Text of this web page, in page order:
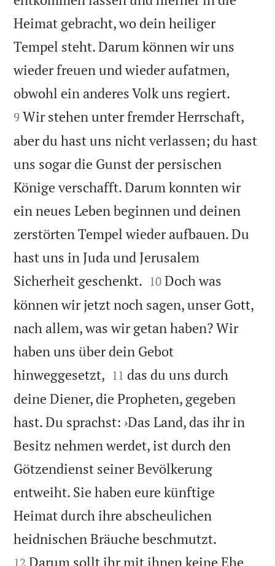
Heimat gebracht, wo dein heiliger
Tempel steht. Darum können wir uns
wieder freuen und wieder aufatmen,
obwohl ein anderes Volk uns regiert.
9 Wir stehen unter fremder Herrschaft,
aber du hast uns nicht verlassen; du hast
uns sogar die Gunst der persischen
Könige verschafft. Darum konnten wir
ein neues Leben beginnen und deinen
zerstörten Tempel wieder aufbauen. Du
hast uns in Juda und Jerusalem
Sicherheit geschenkt. 

10 Doch was
können wir jetzt noch sagen, unser Gott,
nach allem, was wir getan haben? Wir
haben uns über dein Gebot
hinweggesetzt, 

11 das du uns durch
deine Diener, die Propheten, gegeben
hast. Du sprachst: ›Das Land, das ihr in
Besitz nehmen werdet, ist durch den
Götzendienst seiner Bevölkerung
entweiht. Sie haben eure künftige
Heimat durch ihre abscheulichen
heidnischen Bräuche beschmutzt.
12 Darum sollt ihr mit ihnen keine Ehe